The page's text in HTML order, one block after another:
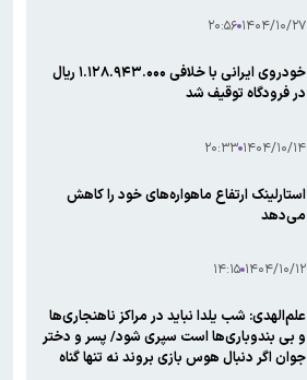
۱۴۰۴/۱۰/۲۷ ۲۰:۵۶
خودروی ایرانی با خلافی ۱.۱۲۸.۹۴۳.۰۰۰ ریال
در فرودگاه توقیف شد
۱۴۰۴/۱۰/۱۴ ۲۰:۳۳
استارلینک ارتفاع ماهواره‌های خود را کاهش
می‌دهد
۱۴۰۴/۱۰/۱۲ ۱۴:۱۵
علم‌الهدی: شب یلدا نباید در مراکز ناهنجاری‌ها
و بی بندوباری‌ها است سپری شود/ پسر و دختر
جوان اگر دنبال هوس بازی بروند نه تنها گناه